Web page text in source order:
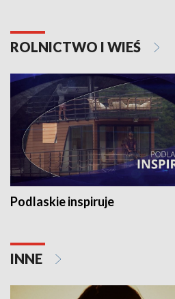
ROLNICTWO I WIEŚ
Podlaskie inspiruje
INNE